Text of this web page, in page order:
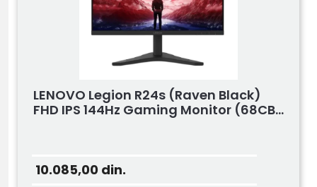
LENOVO Legion R24s (Raven Black)
FHD IPS 144Hz Gaming Monitor (68CB...
10.085,00 din.